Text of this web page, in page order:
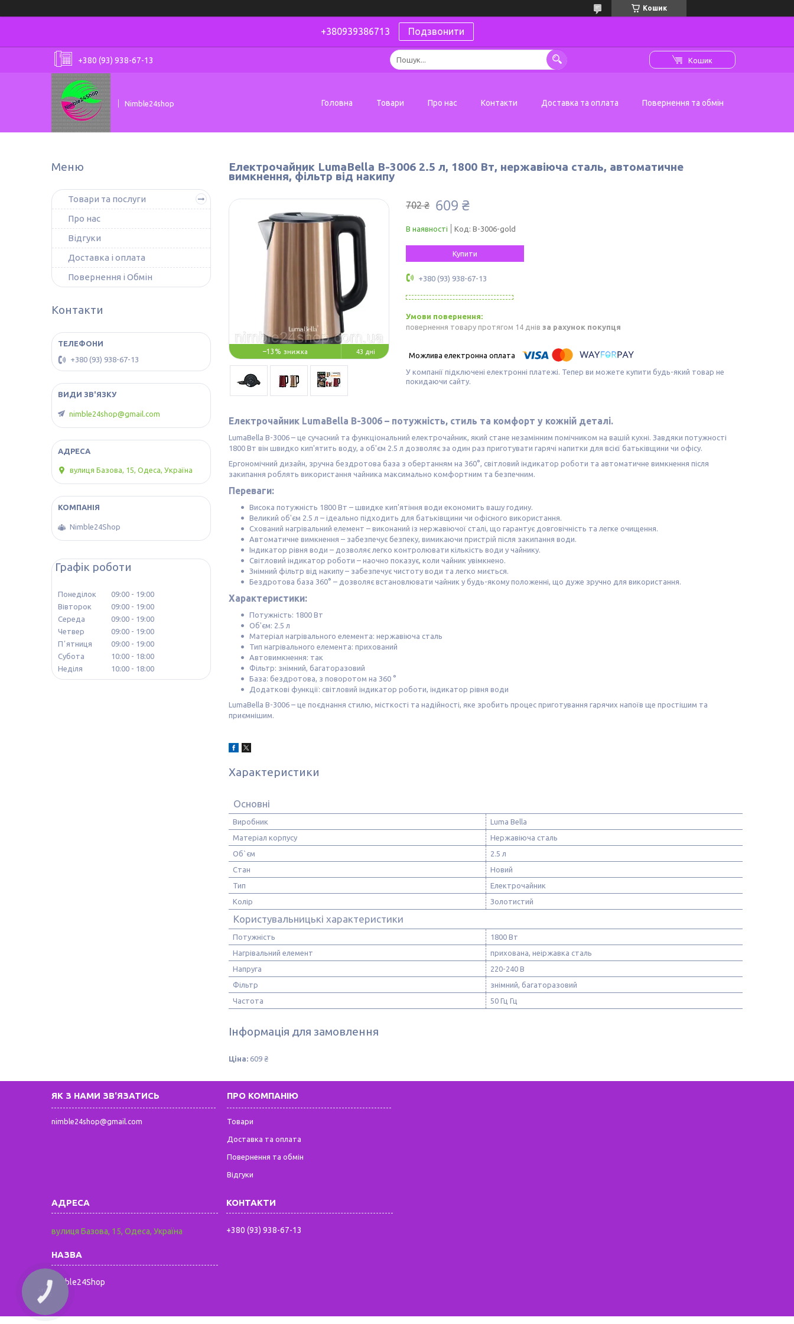
Кошик
+380939386713 Подзвонити
+380 (93) 938-67-13 Кошик
Nimble24shop Головна Товари Про нас Контакти Доставка та оплата Повернення та обмін
Електрочайник LumaBella B-3006 2.5 л, 1800 Вт, нержавіюча сталь, автоматичне
вимкнення, фільтр від накипу
–13% 43 дні
702 ₴ 609 ₴
В наявності Код: B-3006-gold
Купити
+380 (93) 938-67-13
повернення товару протягом 14 днів за рахунок покупця
У компанії підключені електронні платежі. Тепер ви можете купити будь-який товар не
покидаючи сайту.
Електрочайник LumaBella B-3006 – потужність, стиль та комфорт у кожній деталі.
LumaBella B-3006 – це сучасний та функціональний електрочайник, який стане незамінним помічником на вашій кухні. Завдяки потужності
1800 Вт він швидко кип'ятить воду, а об'єм 2.5 л дозволяє за один раз приготувати гарячі напитки для всієї батьківщини чи офісу.
Ергономічний дизайн, зручна бездротова база з обертанням на 360°, світловий індикатор роботи та автоматичне вимкнення після
закипання роблять використання чайника максимально комфортним та безпечним.
Переваги:
Висока потужність 1800 Вт – швидке кип'ятіння води економить вашу годину.
Великий об'єм 2.5 л – ідеально підходить для батьківщини чи офісного використання.
Схований нагрівальний елемент – виконаний із нержавіючої сталі, що гарантує довговічність та легке очищення.
Автоматичне вимкнення – забезпечує безпеку, вимикаючи пристрій після закипання води.
Індикатор рівня води – дозволяє легко контролювати кількість води у чайнику.
Світловий індикатор роботи – наочно показує, коли чайник увімкнено.
Знімний фільтр від накипу – забезпечує чистоту води та легко миється.
Бездротова база 360° – дозволяє встановлювати чайник у будь-якому положенні, що дуже зручно для використання.
Характеристики:
Потужність: 1800 Вт
Об'єм: 2.5 л
Матеріал нагрівального елемента: нержавіюча сталь
Тип нагрівального елемента: прихований
Автовимкнення: так
Фільтр: знімний, багаторазовий
База: бездротова, з поворотом на 360 °
Додаткові функції: світловий індикатор роботи, індикатор рівня води
LumaBella B-3006 – це поєднання стилю, місткості та надійності, яке зробить процес приготування гарячих напоїв ще простішим та
приємнішим.
Характеристики
Основні
Виробник
Luma Bella
Матеріал корпусу
Нержавіюча сталь
Об`єм
2.5 л
Стан
Новий
Тип
Електрочайник
Колір
Золотистий
Користувальницькі характеристики
Потужність
1800 Вт
Нагрівальний елемент
прихована, неіржавка сталь
Напруга
220-240 В
Фільтр
знімний, багаторазовий
Частота
50 Гц Гц
Інформація для замовлення
Ціна: 609 ₴
Товари та послуги
Про нас
Відгуки
Доставка і оплата
Повернення і Обмін
Контакти
+380 (93) 938-67-13
nimble24shop@gmail.com
вулиця Базова, 15, Одеса, Україна
Nimble24Shop
Графік роботи
Понеділок 09:00
19:00
Вівторок
09:00
19:00
Середа
09:00
19:00
Четвер
09:00
19:00
Пʼятниця
09:00
19:00
Субота
10:00
18:00
Неділя
10:00 18:00
ЯК З НАМИ ЗВ'ЯЗАТИСЬ
nimble24shop@gmail.com
ПРО КОМПАНІЮ
Товари
Доставка та оплата
Повернення та обмін
Відгуки
вулиця Базова, 15, Одеса, Україна
Nimble24Shop
+380 (93) 938-67-13
КНОПКА
ЗВ'ЯЗКУ